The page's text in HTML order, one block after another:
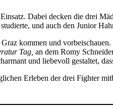
Dabei decken die drei
und auch den Junior
kommen und
Tag, an dem Romy
und liebevoll gestaltet,
Erleben der drei Fighter